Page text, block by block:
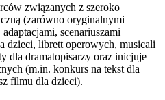
związanych z szeroko
(zarówno oryginalnymi
scenariuszami
dzieci, librett operowych, musicali
dla dramatopisarzy oraz inicjuje
(m.in. konkurs na tekst dla
filmu dla dzieci).